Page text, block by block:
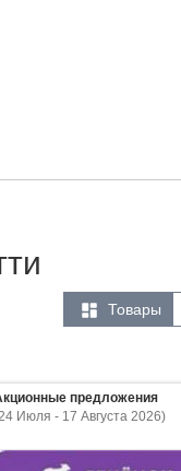
 Товары
предложения
Июля - 17 Августа 2026)